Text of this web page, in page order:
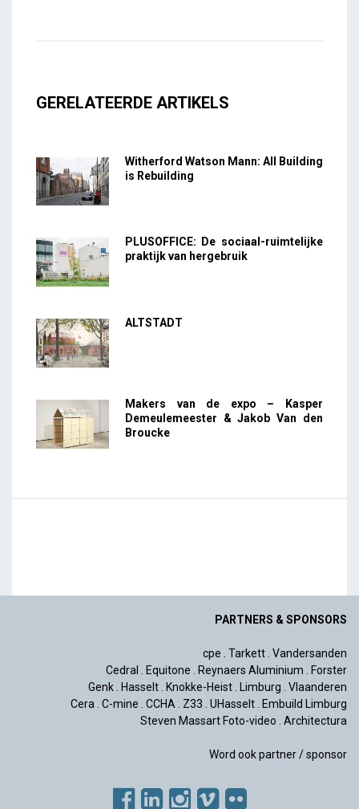
GERELATEERDE ARTIKELS
Witherford Watson Mann: All Building
is Rebuilding
PLUSOFFICE: De sociaal-ruimtelijke
praktijk van hergebruik
ALTSTADT
Makers van de expo – Kasper
Demeulemeester & Jakob Van den
Broucke
PARTNERS & SPONSORS
cpe . Tarkett. Vandersanden
Cedral . Equitone . Reynaers Aluminium . Forster
Genk. Hasselt. Knokke-Heist. Limburg . Vlaanderen
Cera. C-mine . CCHA. Z33 . UHasselt. Embuild Limburg
Steven Massart Foto-video . Architectura
Word ook partner / sponsor